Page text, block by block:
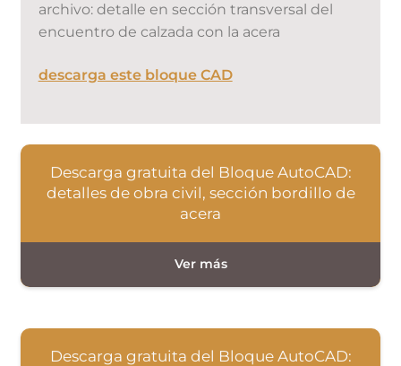
archivo: detalle en sección transversal del
encuentro de calzada con la acera
descarga este bloque CAD
Descarga gratuita del Bloque AutoCAD:
detalles de obra civil, sección bordillo de
acera
Descarga gratuita del Bloque AutoCAD: